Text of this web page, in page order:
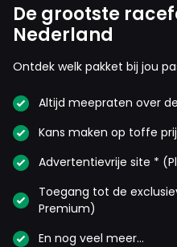
De grootste
Nederland
Ontdek welk pakket bij jou
Altijd meepraten over
Kans maken op toffe
Advertentievrije site *
Toegang tot de
Premium)
En nog veel meer…